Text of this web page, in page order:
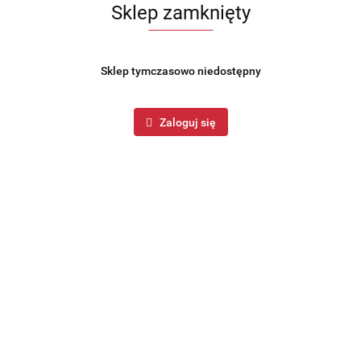
Sklep zamknięty
Sklep tymczasowo niedostępny
Zaloguj się